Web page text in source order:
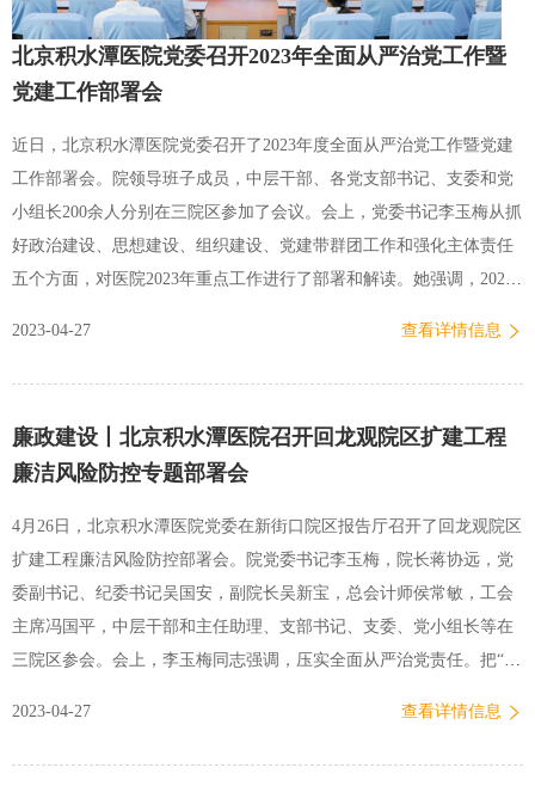
北京积水潭医院党委召开2023年全面从严治党工作暨
党建工作部署会
近日，北京积水潭医院党委召开了2023年度全面从严治党工作暨党建
工作部署会。院领导班子成员，中层干部、各党支部书记、支委和党
小组长200余人分别在三院区参加了会议。会上，党委书记李玉梅从抓
好政治建设、思想建设、组织建设、党建带群团工作和强化主体责任
五个方面，对医院2023年重点工作进行了部署和解读。她强调，2023
时代中国特色社会主义思想，切实推动医院高质量发展”这一中心，着
任，统筹推进“一院三区”协同发展、三中心一基地建设（国家骨科医
学中心、国家区域医疗中心、骨科手术机器人北京市工程研究中心、
国家紧急医学救援基地）、学科发展、回龙观二期扩建工程、人文医
院建设等重点工作。会议要求，各分管院领导和责任部门要进一步统
一思想、提高站位、强化责任，牢固树立一盘棋思想，统筹安排好各
项工作，将工作做深、做细、做实，以全面从严治党和党建…
2023-04-27 查看详情信息
廉政建设丨北京积水潭医院召开回龙观院区扩建工程
廉洁风险防控专题部署会
4月26日，北京积水潭医院党委在新街口院区报告厅召开了回龙观院区
扩建工程廉洁风险防控部署会。院党委书记李玉梅，院长蒋协远，党
委副书记、纪委书记吴国安，副院长吴新宝，总会计师侯常敏，工会
主席冯国平，中层干部和主任助理、支部书记、支委、党小组长等在
三院区参会。会上，李玉梅同志强调，压实全面从严治党责任。把“全
管职责，建立统一协调的责任格局。突出强化主体责任，紧盯重大工
2023-04-27 查看详情信息